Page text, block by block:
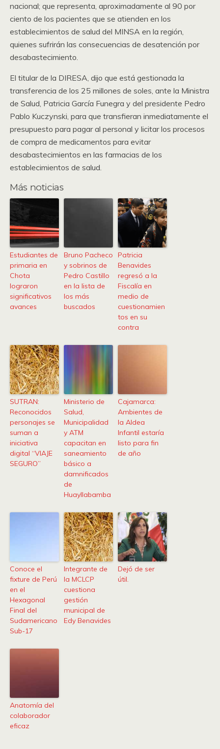
nacional; que representa, aproximadamente al 90 por
ciento de los pacientes que se atienden en los
establecimientos de salud del MINSA en la región,
quienes sufrirán las consecuencias de desatención por
desabastecimiento.
El titular de la DIRESA, dijo que está gestionada la
transferencia de los 25 millones de soles, ante la Ministra
de Salud, Patricia García Funegra y del presidente Pedro
Pablo Kuczynski, para que transfieran inmediatamente el
presupuesto para pagar al personal y licitar los procesos
de compra de medicamentos para evitar
desabastecimientos en las farmacias de los
establecimientos de salud.
Más noticias
Estudiantes de
primaria en
Chota
lograron
significativos
avances
Bruno Pacheco
y sobrinos de
Pedro Castillo
en la lista de
los más
buscados
Patricia
Benavides
regresó a la
Fiscalía en
medio de
cuestionamien
tos en su
contra
SUTRAN:
Reconocidos
personajes se
suman a
iniciativa
digital “VIAJE
SEGURO”
Ministerio de
Salud,
Municipalidad
y ATM
capacitan en
saneamiento
básico a
damnificados
de
Huayllabamba
Cajamarca:
Ambientes de
la Aldea
Infantil estaría
listo para fin
de año
Conoce el
fixture de Perú
en el
Hexagonal
Final del
Sudamericano
Sub-17
Integrante de
la MCLCP
cuestiona
gestión
municipal de
Edy Benavides
Dejó de ser
útil.
Anatomía del
colaborador
eficaz